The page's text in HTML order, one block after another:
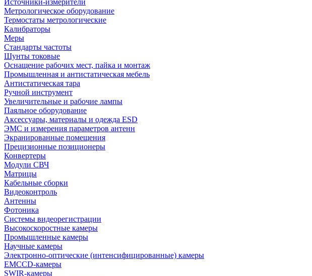
Источники-измерители
Метрологическое оборудование
Термостаты метрологические
Калибраторы
Меры
Стандарты частоты
Шунты токовые
Оснащение рабочих мест, пайка и монтаж
Промышленная и антистатическая мебель
Антистатическая тара
Ручной инструмент
Увеличительные и рабочие лампы
Паяльное оборудование
Аксессуары, материалы и одежда ESD
ЭМС и измерения параметров антенн
Экранированные помещения
Прецизионные позиционеры
Конвертеры
Модули СВЧ
Матрицы
Кабельные сборки
Видеоконтроль
Антенны
Фотоника
Cистемы видеорегистрации
Высокоскоростные камеры
Промышленные камеры
Научные камеры
Электронно-оптические (интенсифицированные) камеры
EMCCD-камеры
SWIR-камеры